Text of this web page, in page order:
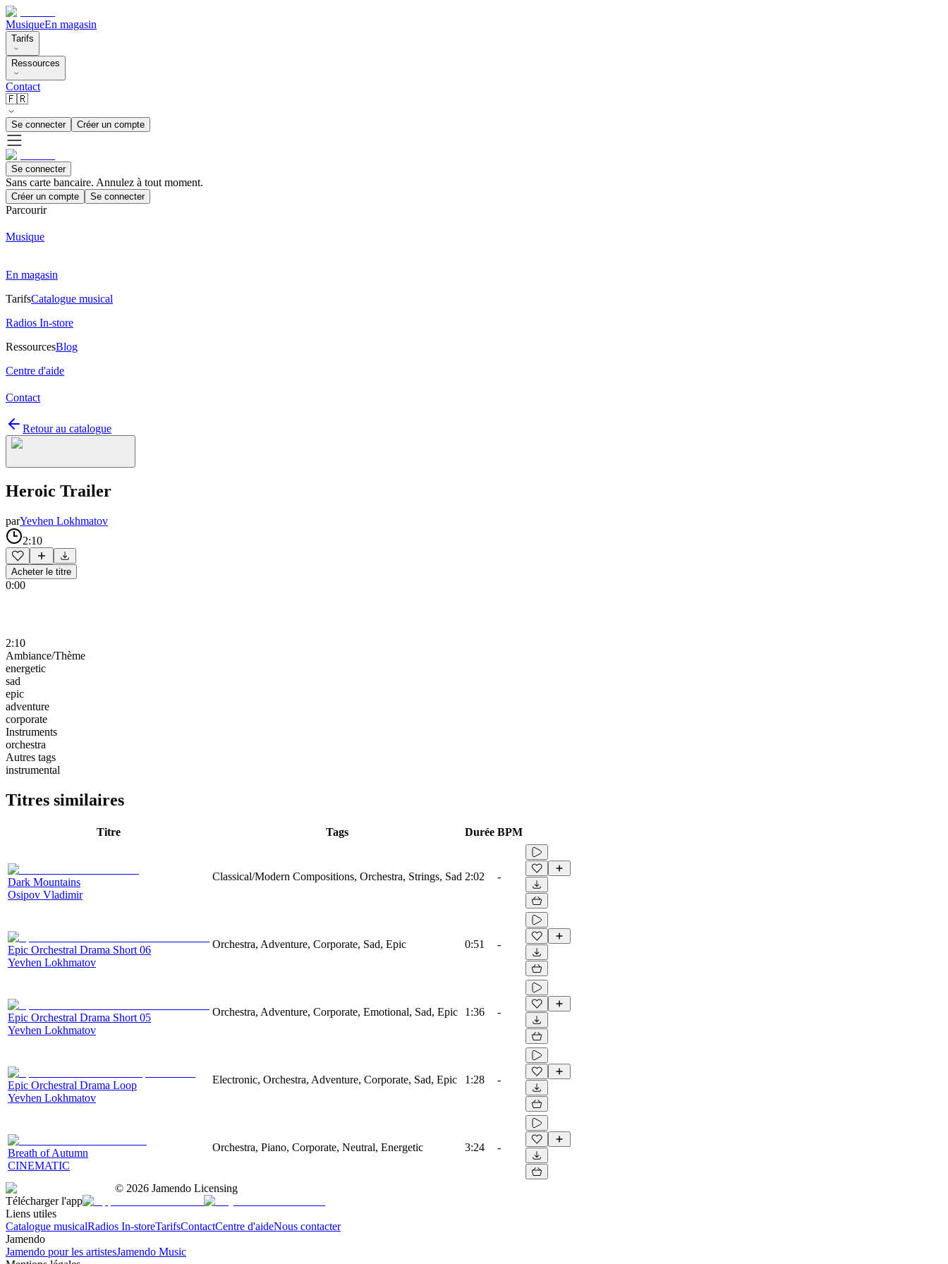
MusiqueEn magasin
Tarifs
Ressources
Contact
🇫🇷
Se connecter Créer un compte
Se connecter
Sans carte bancaire. Annulez à tout moment.
Créer un compte Se connecter
Parcourir
Musique
En magasin
TarifsCatalogue musical
Radios In-store
RessourcesBlog
Centre d'aide
Contact
Retour au catalogue
Heroic Trailer
parYevhen Lokhmatov
2:10
Acheter le titre
0:00
2:10
Ambiance/Thème
energetic
sad
epic
adventure
corporate
Instruments
orchestra
Autres tags
instrumental
Titres similaires
Titre Tags Durée BPM
Dark Mountains
Osipov Vladimir
Classical/Modern Compositions, Orchestra, Strings, Sad 2:02 -
Epic Orchestral Drama Short 06
Yevhen Lokhmatov
Orchestra, Adventure, Corporate, Sad, Epic 0:51 -
Epic Orchestral Drama Short 05
Yevhen Lokhmatov
Orchestra, Adventure, Corporate, Emotional, Sad, Epic 1:36 -
Epic Orchestral Drama Loop
Yevhen Lokhmatov
Electronic, Orchestra, Adventure, Corporate, Sad, Epic 1:28 -
Breath of Autumn
CINEMATIC
Orchestra, Piano, Corporate, Neutral, Energetic 3:24 -
© 2026 Jamendo Licensing
Télécharger l'app
Liens utiles
Catalogue musicalRadios In-storeTarifsContactCentre d'aideNous contacter
Jamendo
Jamendo pour les artistesJamendo Music